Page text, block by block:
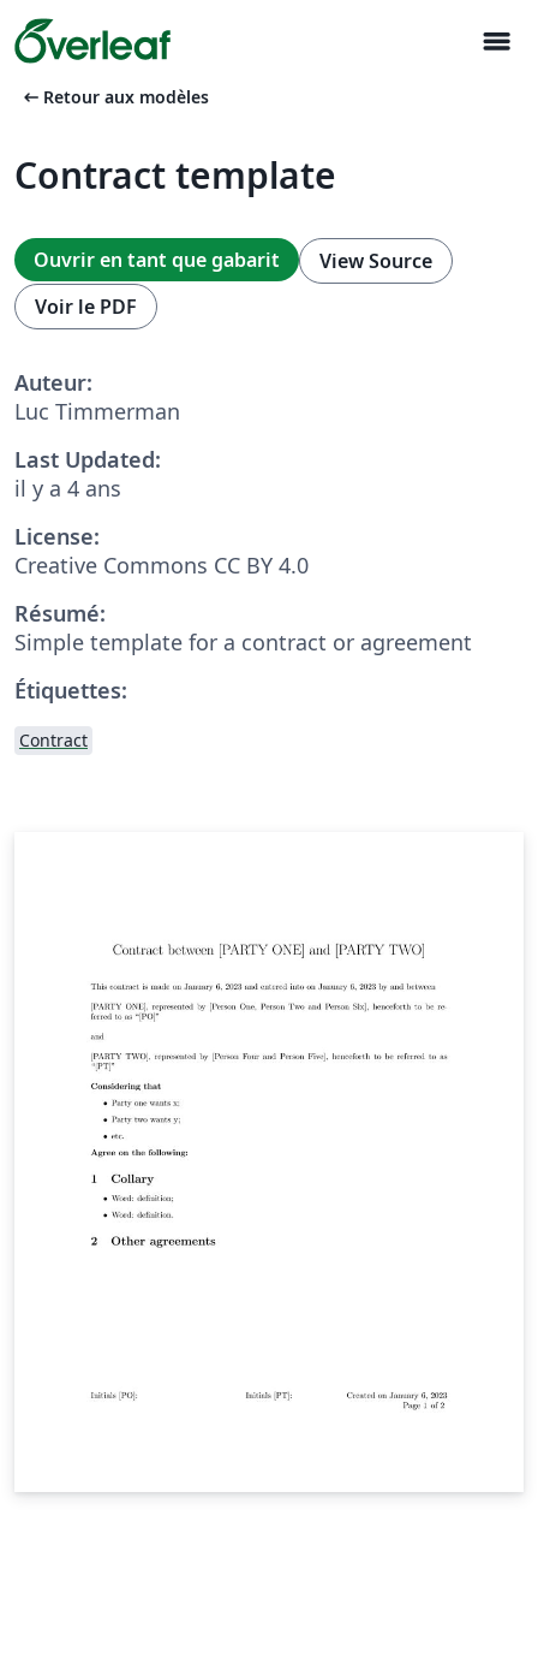
menu
arrow_left_alt Retour aux modèles
Contract template
Ouvrir en tant que gabarit
View Source
Voir le PDF
Auteur:
Luc Timmerman
Last Updated:
il y a 4 ans
License:
Creative Commons CC BY 4.0
Résumé:
Simple template for a contract or agreement
Étiquettes:
Contract